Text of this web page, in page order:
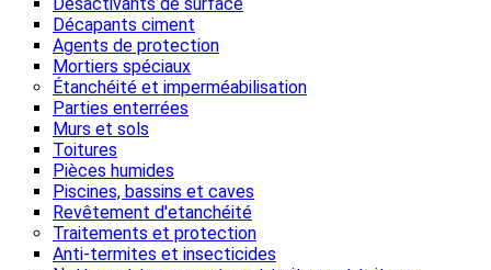
Décapants ciment
Agents de protection
Mortiers spéciaux
Étanchéité et imperméabilisation
Parties enterrées
Murs et sols
Toitures
Pièces humides
Piscines, bassins et caves
Revêtement d'etanchéité
Traitements et protection
Anti-termites et insecticides